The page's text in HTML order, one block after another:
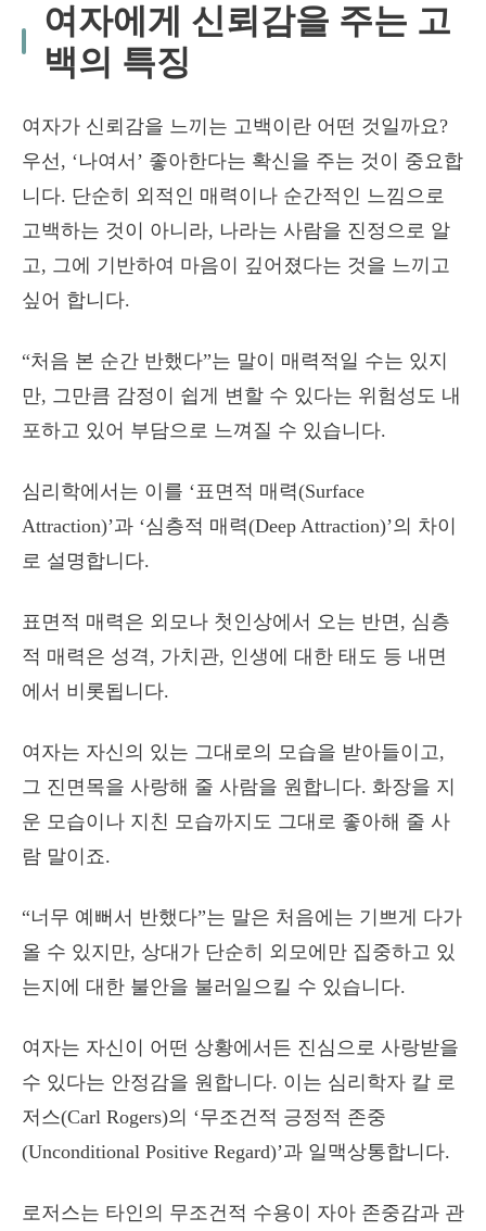
여자에게 신뢰감을 주는 고
백의 특징
여자가 신뢰감을 느끼는 고백이란 어떤 것일까요?
우선, ‘나여서’ 좋아한다는 확신을 주는 것이 중요합
니다. 단순히 외적인 매력이나 순간적인 느낌으로
고백하는 것이 아니라, 나라는 사람을 진정으로 알
고, 그에 기반하여 마음이 깊어졌다는 것을 느끼고
싶어 합니다.
“처음 본 순간 반했다”는 말이 매력적일 수는 있지
만, 그만큼 감정이 쉽게 변할 수 있다는 위험성도 내
포하고 있어 부담으로 느껴질 수 있습니다.
심리학에서는 이를 ‘표면적 매력(Surface
Attraction)’과 ‘심층적 매력(Deep Attraction)’의 차이
로 설명합니다.
표면적 매력은 외모나 첫인상에서 오는 반면, 심층
적 매력은 성격, 가치관, 인생에 대한 태도 등 내면
에서 비롯됩니다.
여자는 자신의 있는 그대로의 모습을 받아들이고,
그 진면목을 사랑해 줄 사람을 원합니다. 화장을 지
운 모습이나 지친 모습까지도 그대로 좋아해 줄 사
람 말이죠.
“너무 예뻐서 반했다”는 말은 처음에는 기쁘게 다가
올 수 있지만, 상대가 단순히 외모에만 집중하고 있
는지에 대한 불안을 불러일으킬 수 있습니다.
여자는 자신이 어떤 상황에서든 진심으로 사랑받을
수 있다는 안정감을 원합니다. 이는 심리학자 칼 로
저스(Carl Rogers)의 ‘무조건적 긍정적 존중
(Unconditional Positive Regard)’과 일맥상통합니다.
로저스는 타인의 무조건적 수용이 자아 존중감과 관